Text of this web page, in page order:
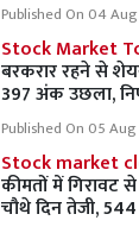
Published On 04
Stock Market
बरकरार रहने से
397 अंक उछला,
Published On 05 Aug
Stock market
कीमतों में गिरावट
चौथे दिन तेजी,